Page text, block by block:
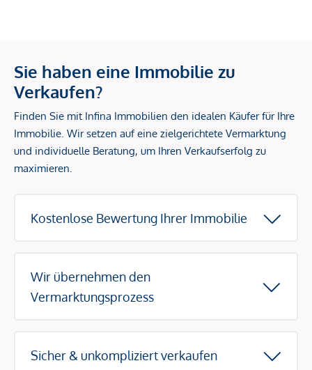
Sie haben eine Immobilie zu
Verkaufen?
Finden Sie mit Infina Immobilien den idealen Käufer für Ihre
Immobilie. Wir setzen auf eine zielgerichtete Vermarktung
und individuelle Beratung, um Ihren Verkaufserfolg zu
maximieren.
Kostenlose Bewertung Ihrer Immobilie
Wir übernehmen den
Vermarktungsprozess
Sicher & unkompliziert verkaufen